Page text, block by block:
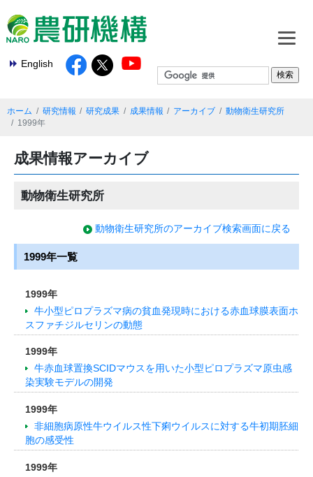
English
ホーム 研究情報 研究成果 成果情報 アーカイブ
動物衛生研究所
1999年
成果情報アーカイブ
動物衛生研究所
動物衛生研究所のアーカイブ検索画面に戻る
1999年一覧
1999年
牛小型ピロプラズマ病の貧血発現時における赤血球膜表面ホ
スファチジルセリンの動態
1999年
牛赤血球置換SCIDマウスを用いた小型ピロプラズマ原虫感
染実験モデルの開発
1999年
非細胞病原性牛ウイルス性下痢ウイルスに対する牛初期胚細
胞の感受性
1999年